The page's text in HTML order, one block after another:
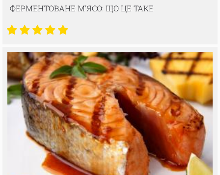
ФЕРМЕНТОВАНЕ М'ЯСО: ЩО ЦЕ ТАКЕ